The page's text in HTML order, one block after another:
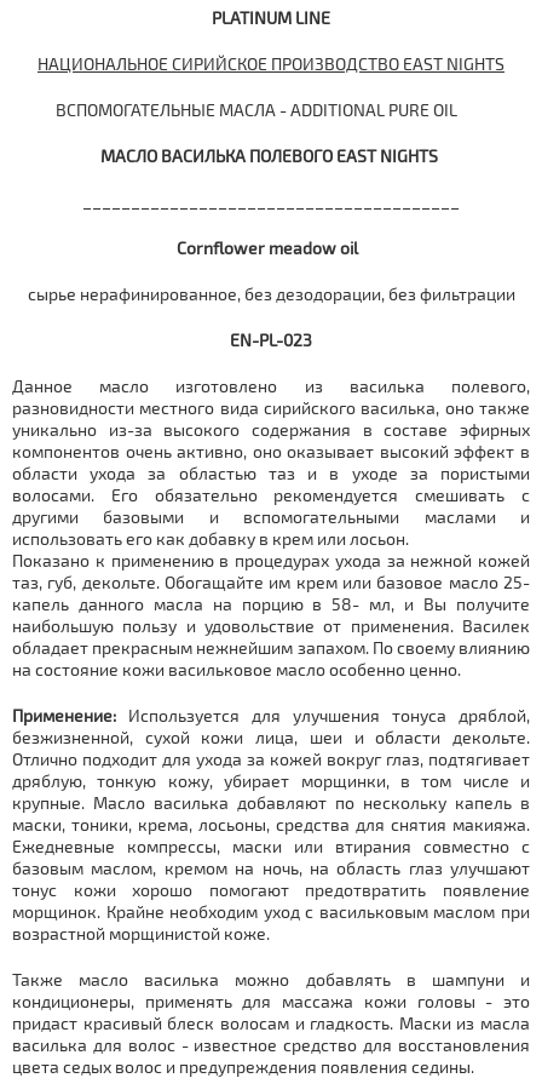
PLATINUM LINE
НАЦИОНАЛЬНОЕ СИРИЙСКОЕ ПРОИЗВОДСТВО EAST NIGHTS
ВСПОМОГАТЕЛЬНЫЕ МАСЛА - ADDITIONAL PURE OIL
МАСЛО ВАСИЛЬКА ПОЛЕВОГО EAST NIGHTS
Cornflower meadow oil
сырье нерафинированное, без дезодорации, без фильтрации
EN-PL-023
Данное масло изготовлено из василька полевого,
разновидности местного вида сирийского василька, оно также
уникально из-за высокого содержания в составе эфирных
компонентов очень активно, оно оказывает высокий эффект в
области ухода за областью таз и в уходе за пористыми
волосами. Его обязательно рекомендуется смешивать с
другими базовыми и вспомогательными маслами и
использовать его как добавку в крем или лосьон.
Показано к применению в процедурах ухода за нежной кожей
таз, губ, декольте. Обогащайте им крем или базовое масло 25-
капель данного масла на порцию в 58- мл, и Вы получите
наибольшую пользу и удовольствие от применения. Василек
обладает прекрасным нежнейшим запахом. По своему влиянию
на состояние кожи васильковое масло особенно ценно.
Применение: Используется для улучшения тонуса дряблой,
безжизненной, сухой кожи лица, шеи и области декольте.
Отлично подходит для ухода за кожей вокруг глаз, подтягивает
дряблую, тонкую кожу, убирает морщинки, в том числе и
крупные. Масло василька добавляют по нескольку капель в
маски, тоники, крема, лосьоны, средства для снятия макияжа.
Ежедневные компрессы, маски или втирания совместно с
базовым маслом, кремом на ночь, на область глаз улучшают
тонус кожи хорошо помогают предотвратить появление
морщинок. Крайне необходим уход с васильковым маслом при
возрастной морщинистой коже.
Также масло василька можно добавлять в шампуни и
кондиционеры, применять для массажа кожи головы - это
придаст красивый блеск волосам и гладкость. Маски из масла
василька для волос - известное средство для восстановления
цвета седых волос и предупреждения появления седины.